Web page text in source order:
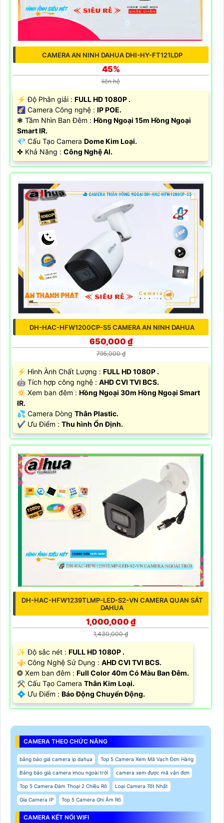
CAMERA AN NINH DAHUA DHI-HY-FT121LDP
45%
liên hệ
️⚡ Độ Phân giải : FULL HD 1080P .
🌠 Camera Công nghệ : IP POE.
❃ Tầm Nhìn Ban Đêm : Hồng Ngoại 15m Hồng Ngoại
Smart IR.
💎 Cấu Tạo Camera Dome Kim Loại.
️✤ Khả Năng : Công Nghệ AI.
DH-HAC-HFW1200CP-S5 CAMERA AN NINH DAHUA
650,000 ₫
795,000 ₫
️⚡ Hình Ành Chất Lượng : FULL HD 1080P .
🤖️ Tích hợp công nghệ : AHD CVI TVI BCS.
🔅 Xem ban đêm : Hồng Ngoại 30m Hồng Ngoại Smart
IR.
💦 Camera Dòng Thân Plastic.
️✔️ Ưu Điểm : Thu hình Ổn Định.
DH-HAC-HFW1239TLMP-LED-S2-VN CAMERA QUAN SÁT
DAHUA
1,000,000 ₫
1,430,000 ₫
✨ Độ sắc nét : FULL HD 1080P .
⚜️ Công Nghệ Sử Dụng : AHD CVI TVI BCS.
❂ Xem ban đêm : Full Color 40m Có Màu Ban Đêm.
⚒ Cấu Tạo Camera Thân Kim Loại.
️💠 Ưu Điểm : Báo Động Chuyển Động.
CAMERA THEO CHỨC NĂNG
bảng báo giá camera ip dahua Top 5 Camera Xem Mã Vạch Đơn Hàng
Bảng báo giá camera imou ngoài trời camera xem được mã vận đơn
Top 5 Camera Đàm Thoại 2 Chiều Rõ Loại Camera Tốt Nhất
Gía Camera IP Top 5 Camera Ghi Âm Rõ
CAMERA KẾT NỐI WIFI